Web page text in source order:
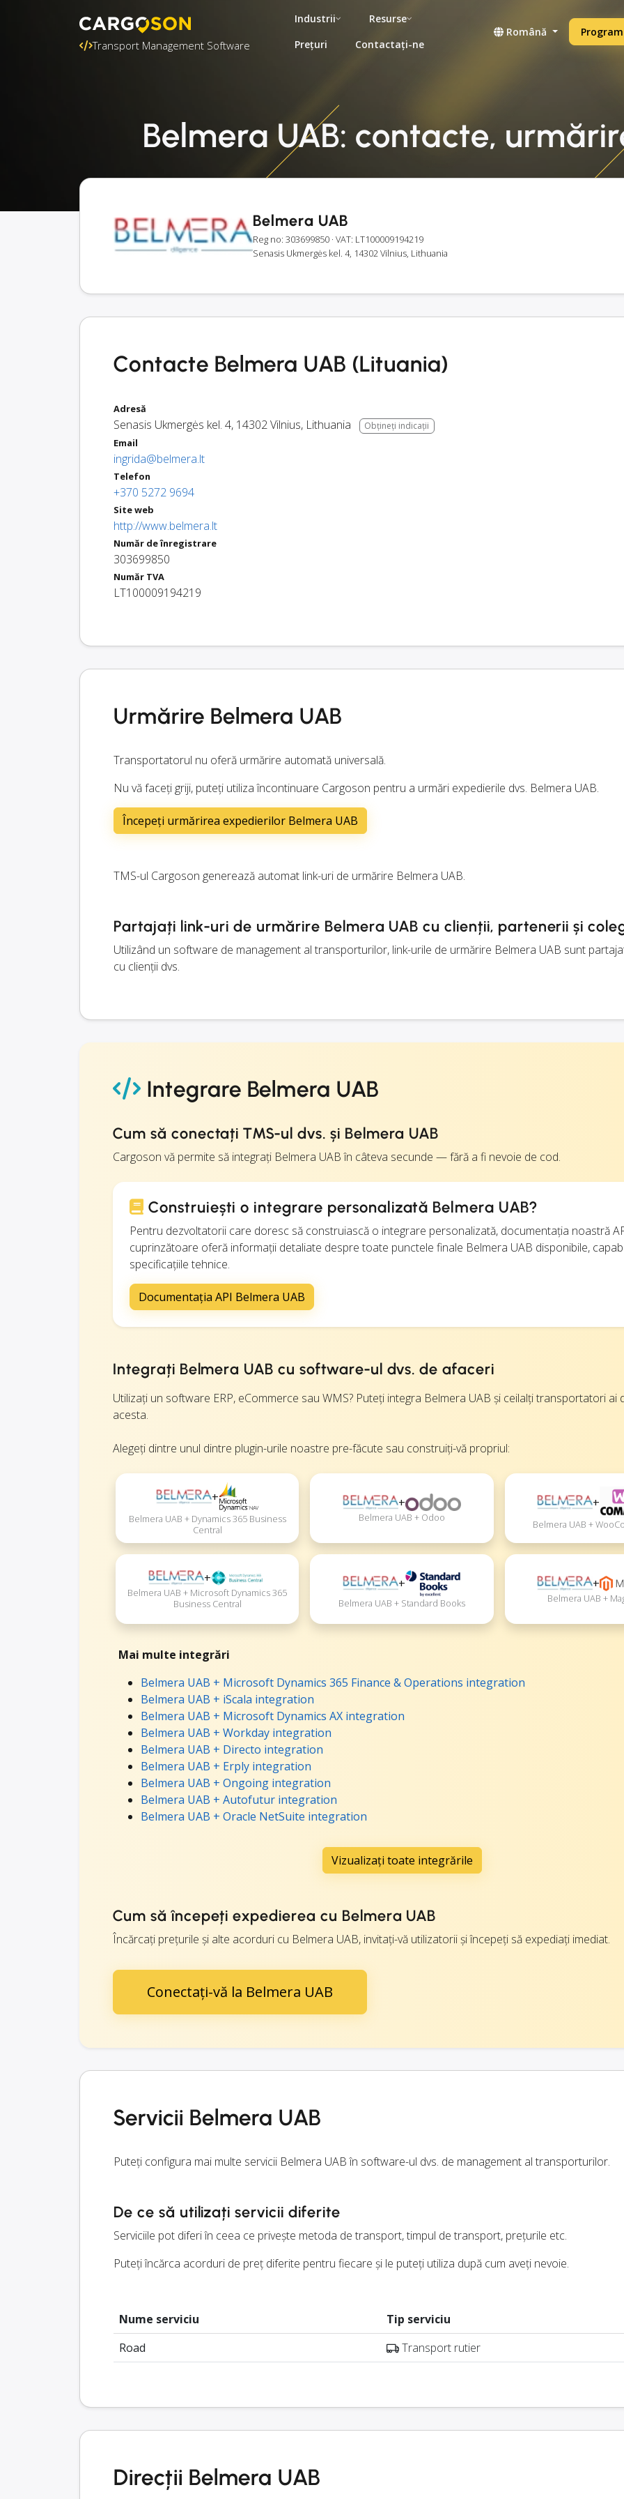
Transport Management Software
Industrii
Resurse
Prețuri
Contactați-ne
Română
Belmera UAB: contacte,
Belmera UAB
Reg no: 303699850 · VAT: LT100009194219
Senasis Ukmergės kel. 4, 14302 Vilnius, Lithuania
Contacte Belmera UAB (Lituania)
Adresă
Senasis Ukmergės kel. 4, 14302Vilnius, Lithuania Obțineți indicații
Email
ingrida@belmera.lt
Telefon
+370 5272 9694
Site web
http://www.belmera.lt
Număr de înregistrare
303699850
Număr TVA
LT100009194219
Urmărire Belmera UAB
Transportatorul nu oferă urmărire automată universală.
Nu vă faceți griji, puteți utiliza încontinuare Cargoson pentru a urmări expedierile dvs. Belmera UAB.
Începeți urmărirea expedierilor Belmera UAB
TMS-ul Cargoson generează automat link-uri de urmărire Belmera UAB.
Partajați link-uri de urmărire Belmera UAB cu clienții, partenerii și
Utilizând un software de management al transporturilor, link-urile de urmărire Belmera UAB sunt
cu clienții dvs.
Integrare Belmera UAB
Cum să conectați TMS-ul dvs. și Belmera UAB
Cargoson vă permite să integrați Belmera UAB în câteva secunde — fără a fi nevoie de cod.
Construiești o integrare personalizată Belmera UAB?
Pentru dezvoltatorii care doresc să construiască o integrare personalizată, documentația noastră
cuprinzătoare oferă informații detaliate despre toate punctele finale Belmera UAB disponibile,
specificațiile tehnice.
Documentația API Belmera UAB
Integrați Belmera UAB cu software-ul dvs. de afaceri
Utilizați un software ERP, eCommerce sau WMS? Puteți integra Belmera UAB și ceilalți transportatori ai
acesta.
Alegeți dintre unul dintre plugin-urile noastre pre-făcute sau construiți-vă propriul:
+
Belmera UAB + Dynamics 365 Business
Central
+
Belmera UAB + Odoo
+
Belmera UAB +
+
Belmera UAB + Microsoft Dynamics 365
Business Central
+
Belmera UAB + Standard Books
+
Belmera UAB +
Mai multe integrări
Belmera UAB + Microsoft Dynamics 365 Finance & Operations integration
Belmera UAB + iScala integration
Belmera UAB + Microsoft Dynamics AX integration
Belmera UAB + Workday integration
Belmera UAB + Directo integration
Belmera UAB + Erply integration
Belmera UAB + Ongoing integration
Belmera UAB + Autofutur integration
Belmera UAB + Oracle NetSuite integration
Vizualizați toate integrările
Cum să începeți expedierea cu Belmera UAB
Încărcați prețurile și alte acorduri cu Belmera UAB, invitați-vă utilizatorii și începeți să expediați imediat.
Conectați-vă la Belmera UAB
Servicii Belmera UAB
Puteți configura mai multe servicii Belmera UAB în software-ul dvs. de management al transporturilor.
De ce să utilizați servicii diferite
Serviciile pot diferi în ceea ce privește metoda de transport, timpul de transport, prețurile etc.
Puteți încărca acorduri de preț diferite pentru fiecare și le puteți utiliza după cum aveți nevoie.
Nume serviciu
Tip serviciu
Road
Transport rutier
Direcții Belmera UAB